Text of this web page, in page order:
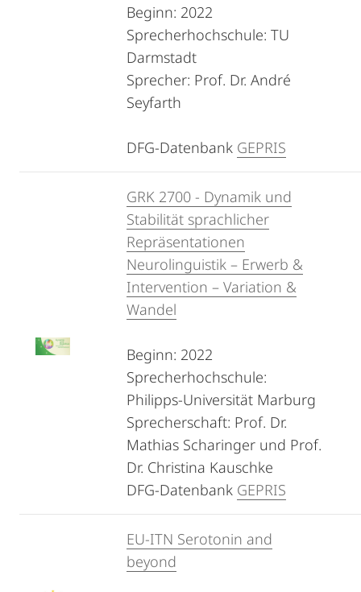
Beginn: 2022
Sprecherhochschule: TU
Darmstadt
Sprecher: Prof. Dr. André
Seyfarth
DFG-Datenbank GEPRIS
GRK 2700 - Dynamik und
Stabilität sprachlicher
Repräsentationen
Neurolinguistik – Erwerb &
Intervention – Variation &
Wandel
Beginn: 2022
Sprecherhochschule:
Philipps-Universität Marburg
Sprecherschaft: Prof. Dr.
Mathias Scharinger und Prof.
Dr. Christina Kauschke
DFG-Datenbank GEPRIS
EU-ITN Serotonin and
beyond